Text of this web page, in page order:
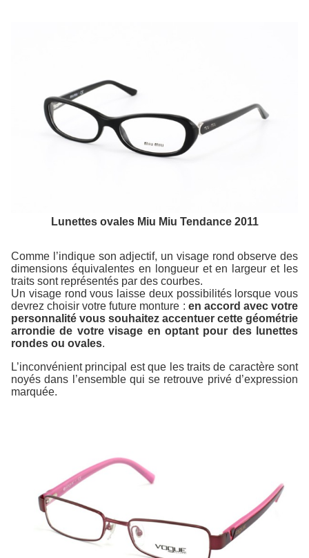
Lunettes ovales Miu Miu Tendance 2011
Comme l’indique son adjectif, un visage rond observe des
dimensions équivalentes en longueur et en largeur et les
traits sont représentés par des courbes.
Un visage rond vous laisse deux possibilités lorsque vous
devrez choisir votre future monture : en accord avec votre
personnalité vous souhaitez accentuer cette géométrie
arrondie de votre visage en optant pour des lunettes
rondes ou ovales.
L’inconvénient principal est que les traits de caractère sont
noyés dans l’ensemble qui se retrouve privé d’expression
marquée.